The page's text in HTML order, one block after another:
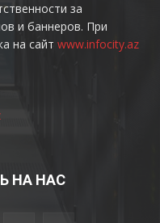
за
и баннеров. При
на сайт www.infocity.az
НА НАС